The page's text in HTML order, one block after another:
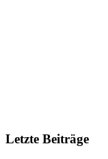
Letzte Beiträge